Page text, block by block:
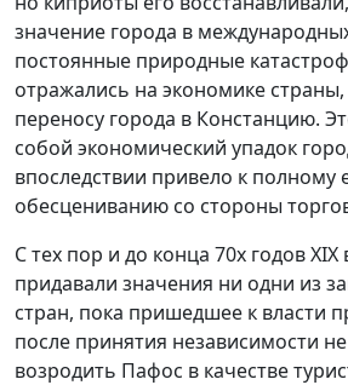
значение города в
постоянные природные
отражались на экономике
переносу города в Констанцию.
собой экономический упадок
впоследствии привело к полному
обесцениванию со стороны
С тех пор и до конца 70х годов
придавали значения ни одни из
стран, пока пришедшее к власти
после принятия независимости
возродить Пафос в качестве